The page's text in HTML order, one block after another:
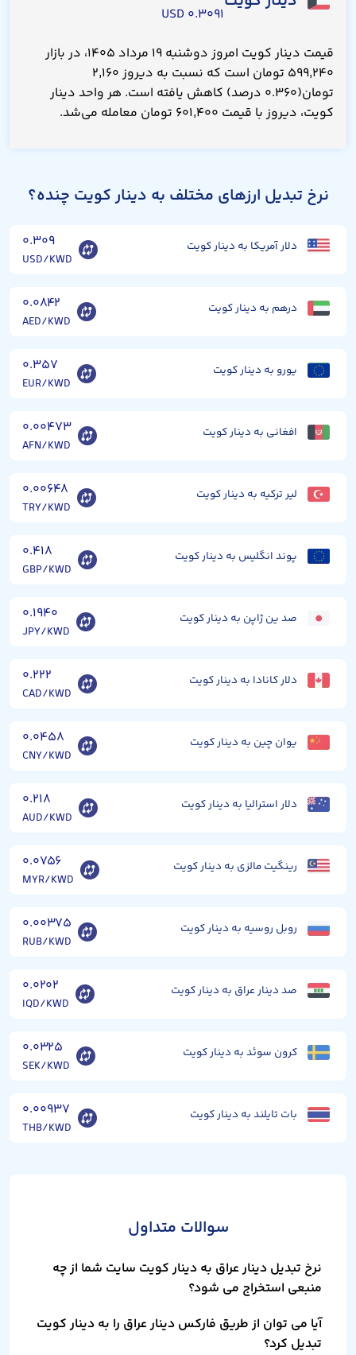
۰.۳۰۹۱ USD
قیمت دینار کویت امروز دوشنبه ۱۹ مرداد ۱۴۰۵، در بازار
۵۹۹,۲۴۰ تومان است که نسبت به دیروز ۲,۱۶۰
تومان(۰.۳۶۰ درصد) کاهش یافته است. هر واحد دینار
کویت، دیروز با قیمت ۶۰۱,۴۰۰ تومان معامله می‌شد.
نرخ تبدیل ارزهای مختلف به دینار کویت چنده؟
دلار آمریکا به دینار کویت ۰.۳۰۹
USD/KWD
درهم به دینار کویت ۰.۰۸۴۲
AED/KWD
یورو به دینار کویت ۰.۳۵۷
EUR/KWD
افغانی به دینار کویت ۰.۰۰۴۷۳
AFN/KWD
لیر ترکیه به دینار کویت ۰.۰۰۶۴۸
TRY/KWD
پوند انگلیس به دینار کویت ۰.۴۱۸
GBP/KWD
صد ین ژاپن به دینار کویت ۰.۱۹۴۰
JPY/KWD
دلار کانادا به دینار کویت ۰.۲۲۲
CAD/KWD
یوان چین به دینار کویت ۰.۰۴۵۸
CNY/KWD
دلار استرالیا به دینار کویت ۰.۲۱۸
AUD/KWD
رینگیت مالزی به دینار کویت ۰.۰۷۵۶
MYR/KWD
روبل روسیه به دینار کویت ۰.۰۰۳۷۵
RUB/KWD
صد دینار عراق به دینار کویت ۰.۰۲۰۲
IQD/KWD
کرون سوئد به دینار کویت ۰.۰۳۲۵
SEK/KWD
بات تایلند به دینار کویت ۰.۰۰۹۳۷
THB/KWD
سوالات متداول
نرخ تبدیل دینار عراق به دینار کویت سایت شما از چه
منبعی استخراج می شود؟
آیا می توان از طریق فارکس دینار عراق را به دینار کویت
تبدیل کرد؟